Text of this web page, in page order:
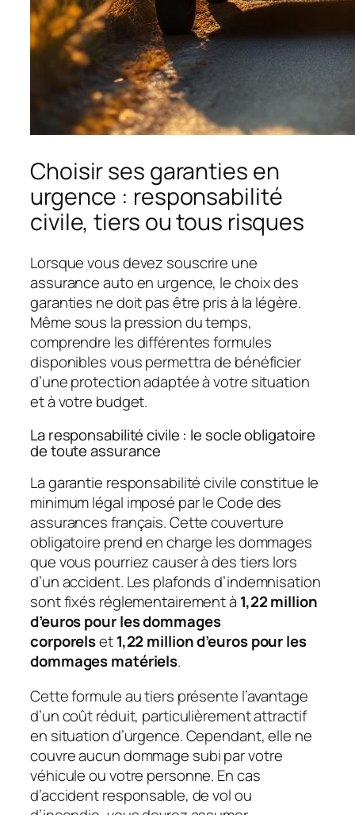
Choisir ses garanties en
urgence : responsabilité
civile, tiers ou tous risques
Lorsque vous devez souscrire une
assurance auto en urgence, le choix des
garanties ne doit pas être pris à la légère.
Même sous la pression du temps,
comprendre les différentes formules
disponibles vous permettra de bénéficier
d’une protection adaptée à votre situation
et à votre budget.
La responsabilité civile : le socle obligatoire
de toute assurance
La garantie responsabilité civile constitue le
minimum légal imposé par le Code des
assurances français. Cette couverture
obligatoire prend en charge les dommages
que vous pourriez causer à des tiers lors
d’un accident. Les plafonds d’indemnisation
sont fixés réglementairement à 1,22 million
d’euros pour les dommages
corporelset1,22 million d’euros pour les
dommages matériels.
Cette formule au tiers présente l’avantage
d’un coût réduit, particulièrement attractif
en situation d’urgence. Cependant, elle ne
couvre aucun dommage subi par votre
véhicule ou votre personne. En cas
d’accident responsable, de vol ou